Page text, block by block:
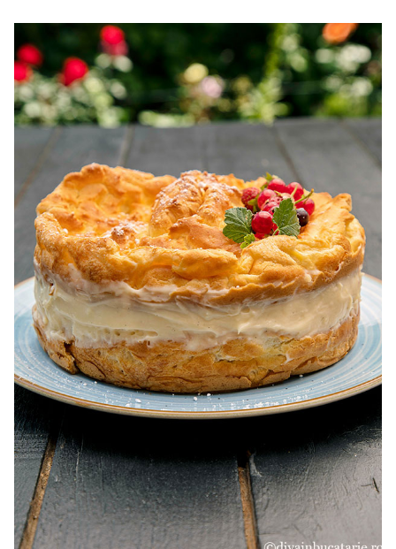
dietetice. Idei retete dietetice. 100 Retete mancare
pentru dieta.